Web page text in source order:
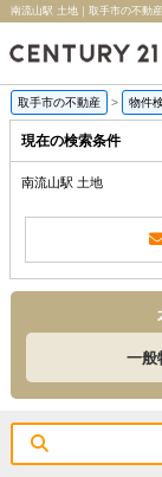
南流山駅 土地｜取手市の不動
取手市の不動産 > 物件
現在の検索条件
南流山駅 土地
一般